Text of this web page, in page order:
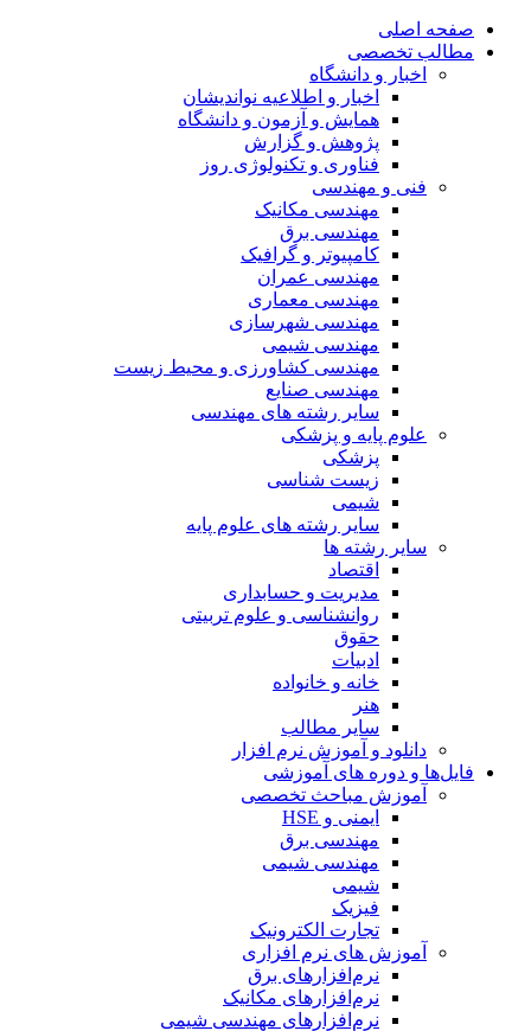
صفحه اصلی
مطالب تخصصی
اخبار و دانشگاه
اخبار و اطلاعیه نواندیشان
همایش و آزمون و دانشگاه
پژوهش و گزارش
فناوری و تکنولوژی روز
فنی و مهندسی
مهندسی مکانیک
مهندسی برق
کامپیوتر و گرافیک
مهندسی عمران
مهندسی معماری
مهندسی شهرسازی
مهندسی شیمی
مهندسی کشاورزی و محیط زیست
مهندسی صنایع
سایر رشته های مهندسی
علوم پایه و پزشکی
پزشکی
زیست شناسی
شیمی
سایر رشته های علوم پایه
سایر رشته ها
اقتصاد
مدیریت و حسابداری
روانشناسی و علوم تربیتی
حقوق
ادبیات
خانه و خانواده
هنر
سایر مطالب
دانلود و آموزش نرم افزار
فایل‌ها و دوره های آموزشی
آموزش مباحث تخصصی
ایمنی و HSE
مهندسی برق
مهندسی شیمی
شیمی
فیزیک
تجارت الکترونیک
آموزش های نرم افزاری
نرم‌افزارهای برق
نرم‌افزارهای مکانیک
نرم‌افزارهای مهندسی شیمی